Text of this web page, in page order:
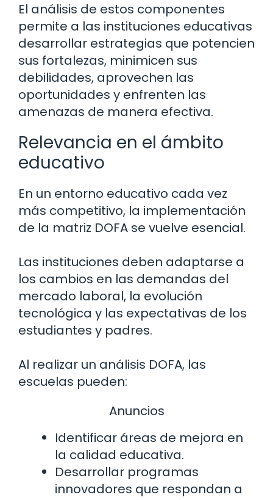
El análisis de estos componentes
permite a las instituciones educativas
desarrollar estrategias que potencien
sus fortalezas, minimicen sus
debilidades, aprovechen las
oportunidades y enfrenten las
amenazas de manera efectiva.
Relevancia en el ámbito
educativo
En un entorno educativo cada vez
más competitivo, la implementación
de la matriz DOFA se vuelve esencial.
Las instituciones deben adaptarse a
los cambios en las demandas del
mercado laboral, la evolución
tecnológica y las expectativas de los
estudiantes y padres.
Al realizar un análisis DOFA, las
escuelas pueden:
Anuncios
Identificar áreas de mejora en
la calidad educativa.
Desarrollar programas
innovadores que respondan a